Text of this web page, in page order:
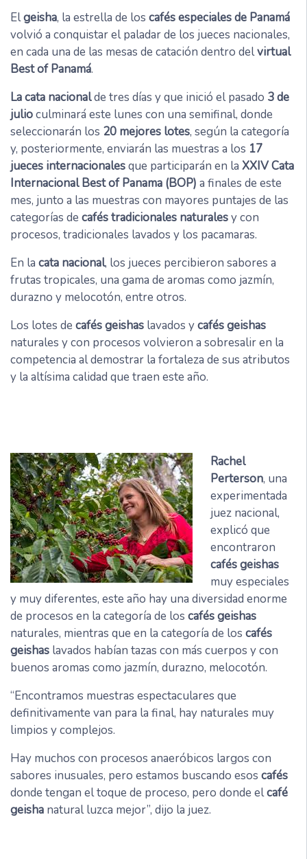
Elgeisha, la estrella de los cafés especiales de Panamá
volvió a conquistar el paladar de los jueces nacionales,
en cada una de las mesas de catación dentro delvirtual
Best of Panamá.
La cata nacionalde tres días y que inició el pasado 3 de
julioculminará este lunes con una semifinal, donde
seleccionarán los 20 mejores lotes, según la categoría
y, posteriormente, enviarán las muestras a los 17
jueces internacionalesque participarán en la XXIV Cata
Internacional Best of Panama (BOP) a finales de este
mes, junto a las muestras con mayores puntajes de las
categorías de cafés tradicionales naturalesy con
procesos, tradicionales lavados y los pacamaras.
En la cata nacional, los jueces percibieron sabores a
frutas tropicales, una gama de aromas como jazmín,
durazno y melocotón, entre otros.
Los lotes de cafés geishas lavados ycafés geishas
naturales y con procesos volvieron a sobresalir en la
competencia al demostrar la fortaleza de sus atributos
y la altísima calidad que traen este año.
Rachel
Perterson, una
experimentada
juez nacional,
explicó que
encontraron
cafés geishas
muy especiales
y muy diferentes, este año hay una diversidad enorme
de procesos en la categoría de los cafés geishas
naturales, mientras que en la categoría de los cafés
geishas lavados habían tazas con más cuerpos y con
buenos aromas como jazmín, durazno, melocotón.
“Encontramos muestras espectaculares que
definitivamente van para la final, hay naturales muy
limpios y complejos.
Hay muchos con procesos anaeróbicos largos con
sabores inusuales, pero estamos buscando esos cafés
donde tengan el toque de proceso, pero donde elcafé
geisha natural luzca mejor”, dijo la juez.